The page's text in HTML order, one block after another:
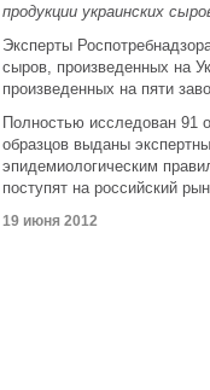
продукции украинских
Эксперты
сыров, произведенных на
произведенных на пяти
Полностью исследован 91
образцов выданы
эпидемиологическим
поступят на российский
19 июня 2012